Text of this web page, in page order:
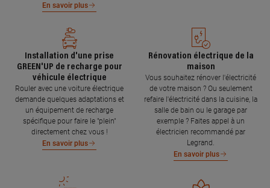
En savoir plus
Installation d'une prise
GREEN'UP de recharge pour
véhicule électrique
Rouler avec une voiture électrique
demande quelques adaptations et
un équipement de recharge
spécifique pour faire le "plein"
directement chez vous !
En savoir plus
Rénovation électrique de la
maison
Vous souhaitez rénover l'électricité
de votre maison ? Ou seulement
refaire l'électricité dans la cuisine, la
salle de bain ou le garage par
exemple ? Faites appel à un
électricien recommandé par
Legrand.
En savoir plus